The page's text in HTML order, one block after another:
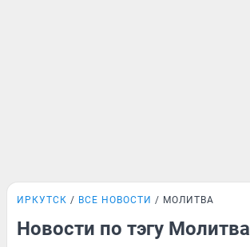
ИРКУТСК ВСЕ НОВОСТИ МОЛИТВА
Новости по тэгу Молитва